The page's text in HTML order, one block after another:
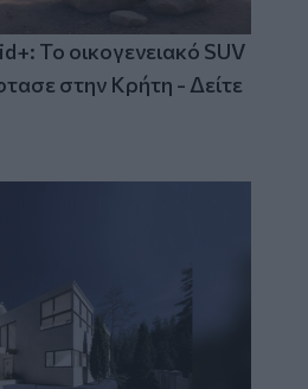
Το οικογενειακό SUV
στην Κρήτη - Δείτε